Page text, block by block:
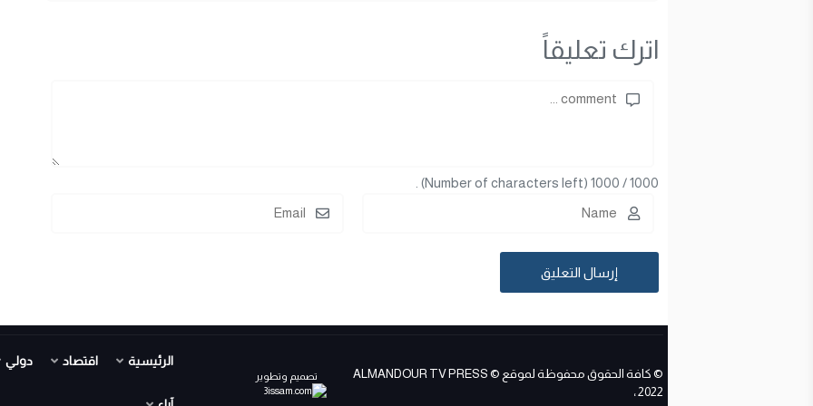
اترك تعليقاً
1000
/
1000
(Number of characters left) .
© كافة الحقوق محفوظة لموقع ALMANDOUR TV PRESS ©
2022 ،
تصميم وتطوير
الرئيسية اقتصاد دولي